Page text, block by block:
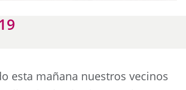
esta mañana nuestros vecinos